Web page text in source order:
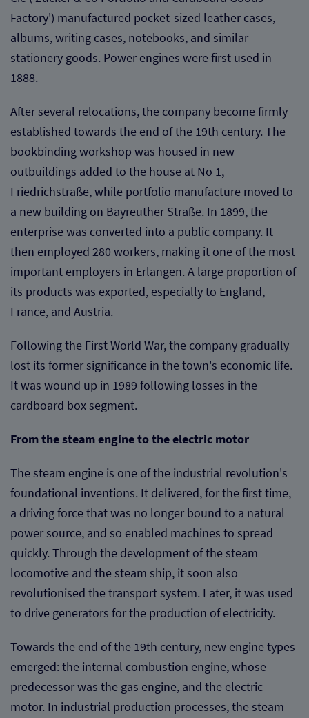
Diese Website nutzt Matomo Analytics für die Auswertung der
Seitenaufrufe als Statistik. Die hierdurch gespeicherten Daten werden
Übertragung an Dritte erfolgt nicht. Wir verwenden die Funktion
AnonymizeIP zur Anonymisierung Ihrer IP-Adresse, so dass diese gekürzt
wird und nicht mehr Ihrem Besuch auf unserer Internetseite zugeordnet
werden kann.
YouTube / Vimeo
Videos werden über die Plattformen YouTube oder Vimeo eingebunden.
Wir nutzen YouTube im erweiterten Datenschutzmodus. Dieser Modus
bewirkt laut YouTube, dass YouTube keine Informationen über die
ansehen.
Eingebundene Inhalte
Optional sind externe Inhalte auf den Seiten dieser Website
eingebunden. Das können Kartendienste wie z.B. Google Maps sein
oder auch Anwendungen einer externen Website.
Factory') manufactured pocket-sized leather cases,
albums, writing cases, notebooks, and similar
stationery goods. Power engines were first used in
1888.
After several relocations, the company become firmly
established towards the end of the 19th century. The
bookbinding workshop was housed in new
outbuildings added to the house at No 1,
Friedrichstraße, while portfolio manufacture moved to
a new building on Bayreuther Straße. In 1899, the
enterprise was converted into a public company. It
then employed 280 workers, making it one of the most
important employers in Erlangen. A large proportion of
its products was exported, especially to England,
France, and Austria.
Following the First World War, the company gradually
lost its former significance in the town's economic life.
It was wound up in 1989 following losses in the
cardboard box segment.
From the steam engine to the electric motor
The steam engine is one of the industrial revolution's
foundational inventions. It delivered, for the first time,
a driving force that was no longer bound to a natural
power source, and so enabled machines to spread
quickly. Through the development of the steam
locomotive and the steam ship, it soon also
revolutionised the transport system. Later, it was used
to drive generators for the production of electricity.
Towards the end of the 19th century, new engine types
emerged: the internal combustion engine, whose
predecessor was the gas engine, and the electric
motor. In industrial production processes, the steam